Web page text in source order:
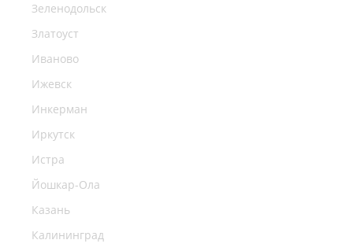
Зеленодольск
Златоуст
Иваново
Ижевск
Инкерман
Иркутск
Истра
Йошкар-Ола
Казань
Калининград